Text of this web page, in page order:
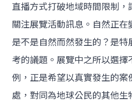
直播方式打破地域時間限制，
關注展覽活動訊息。自然正在
是不是自然而然發生的？是特
考的議題。展覽中之所以選擇
例，正是希望以真實發生的案
處，對同為地球公民的其他生